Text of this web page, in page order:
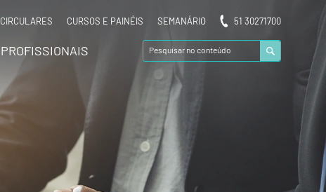
CIRCULARES CURSOS E PAINÉIS SEMANÁRIO 51 30271700
PROFISSIONAIS